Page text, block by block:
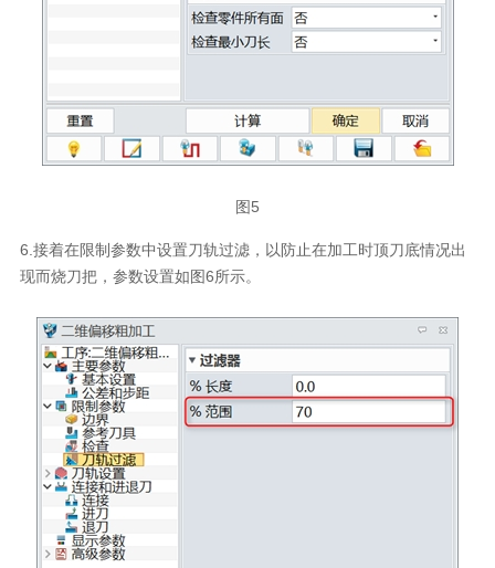
图5
6.接着在限制参数中设置刀轨过滤，以防止在加工时顶刀底情况出
现而烧刀把，参数设置如图6所示。